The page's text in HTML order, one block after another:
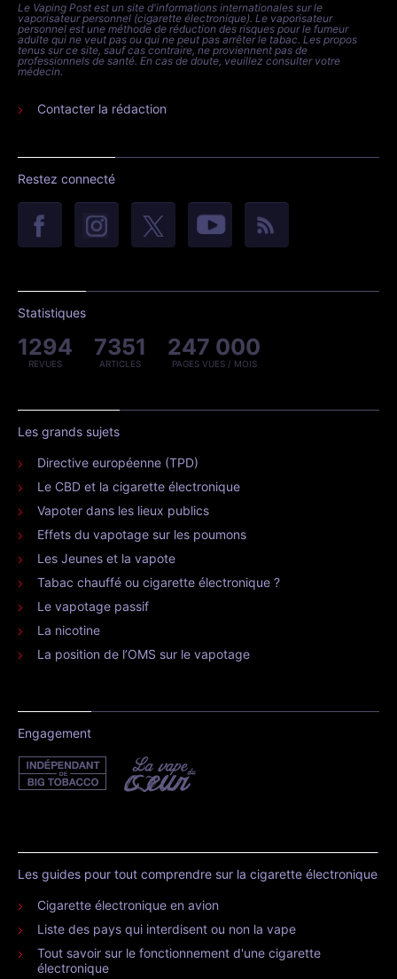
Le Vaping Post est un site d'informations internationales sur le
vaporisateur personnel (cigarette électronique). Le vaporisateur
personnel est une méthode de réduction des risques pour le fumeur
adulte qui ne veut pas ou qui ne peut pas arrêter le tabac. Les propos
tenus sur ce site, sauf cas contraire, ne proviennent pas de
professionnels de santé. En cas de doute, veuillez consulter votre
médecin.
Contacter la rédaction
Restez connecté
Statistiques
1294
REVUES
7351
ARTICLES
247 000
PAGES VUES / MOIS
Les grands sujets
Directive européenne (TPD)
Le CBD et la cigarette électronique
Vapoter dans les lieux publics
Effets du vapotage sur les poumons
Les Jeunes et la vapote
Tabac chauffé ou cigarette électronique ?
Le vapotage passif
La nicotine
La position de l’OMS sur le vapotage
Engagement
Les guides pour tout comprendre sur la cigarette électronique
Cigarette électronique en avion
Liste des pays qui interdisent ou non la vape
Tout savoir sur le fonctionnement d'une cigarette
électronique